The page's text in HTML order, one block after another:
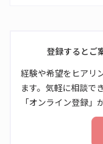
登録するとご
経験や希望をヒアリ
ます。気軽に相談で
「オンライン登録」